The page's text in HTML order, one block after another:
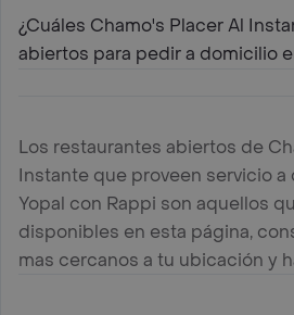
¿Cuáles Chamo's Placer Al
abiertos para pedir a domicilio
Los restaurantes abiertos de
Instante que proveen servicio a
Yopal con Rappi son aquellos
disponibles en esta página,
mas cercanos a tu ubicación y